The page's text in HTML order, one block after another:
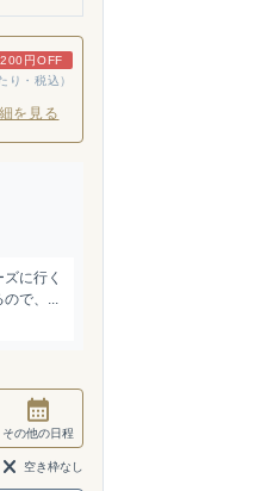
円OFF
り・税込）
を見る
に行く
で、...
その他の日程
空き枠なし